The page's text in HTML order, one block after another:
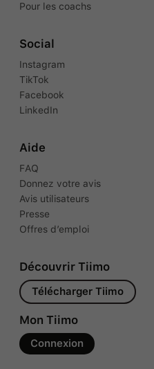
Pour les coachs
Social
Instagram
TikTok
Facebook
LinkedIn
Aide
FAQ
Donnez votre avis
Avis utilisateurs
Presse
Offres d’emploi
Découvrir Tiimo
Télécharger Tiimo
Mon Tiimo
Connexion